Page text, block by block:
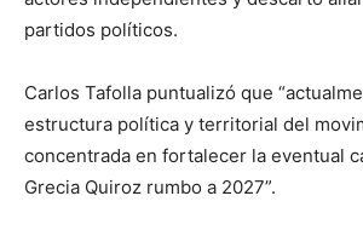
partidos políticos.
Carlos Tafolla puntualizó que
estructura política y territorial del
concentrada en fortalecer la eventual
Grecia Quiroz rumbo a 2027”.